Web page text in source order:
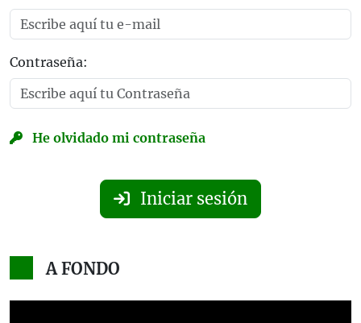
Contraseña:
He olvidado mi contraseña
Iniciar sesión
A FONDO